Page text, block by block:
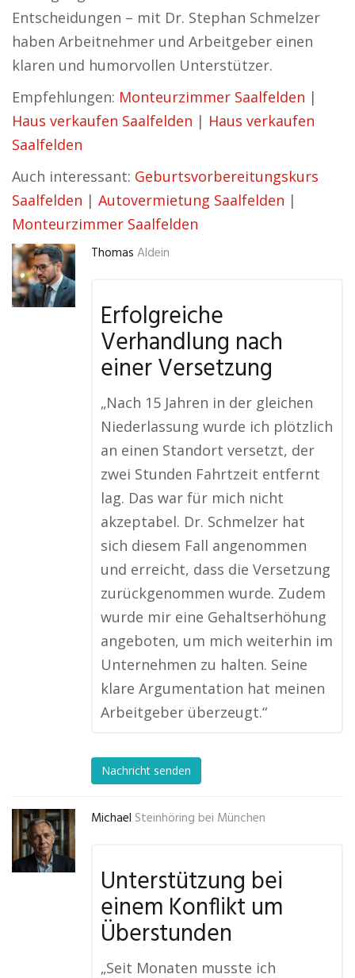
Entscheidungen – mit Dr. Stephan Schmelzer
haben Arbeitnehmer und Arbeitgeber einen
klaren und humorvollen Unterstützer.
Empfehlungen: Monteurzimmer Saalfelden |
Haus verkaufen Saalfelden | Haus verkaufen
Saalfelden
Auch interessant: Geburtsvorbereitungskurs
Saalfelden | Autovermietung Saalfelden |
Monteurzimmer Saalfelden
Thomas Aldein
Erfolgreiche
Verhandlung nach
einer Versetzung
„Nach 15 Jahren in der gleichen
Niederlassung wurde ich plötzlich
an einen Standort versetzt, der
zwei Stunden Fahrtzeit entfernt
lag. Das war für mich nicht
akzeptabel. Dr. Schmelzer hat
sich diesem Fall angenommen
und erreicht, dass die Versetzung
zurückgenommen wurde. Zudem
wurde mir eine Gehaltserhöhung
angeboten, um mich weiterhin im
Unternehmen zu halten. Seine
klare Argumentation hat meinen
Arbeitgeber überzeugt.“
Nachricht senden
Michael Steinhöring bei München
Unterstützung bei
einem Konflikt um
Überstunden
„Seit Monaten musste ich